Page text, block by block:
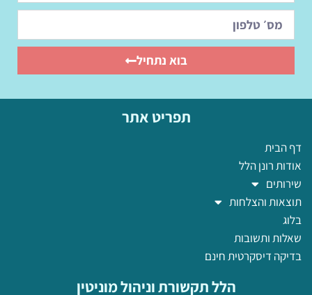
בוא נתחיל
תפריט אתר
דף הבית
אודות רונן הלל
שירותים
תוצאות והצלחות
בלוג
שאלות ותשובות
בדיקה דיסקרטית חינם
הלל תקשורת וניהול מוניטין